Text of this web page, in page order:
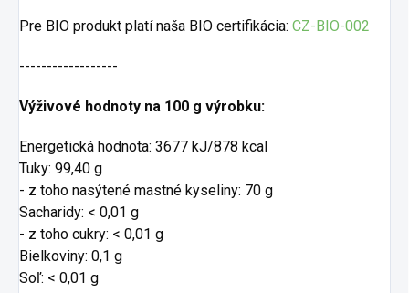
Pre BIO produkt platí naša BIO certifikácia: CZ-BIO-002
------------------
Výživové hodnoty na 100 g výrobku:
Energetická hodnota: 3677 kJ/878 kcal
Tuky: 99,40 g
- z toho nasýtené mastné kyseliny: 70 g
Sacharidy: < 0,01 g
- z toho cukry: < 0,01 g
Bielkoviny: 0,1 g
Soľ: < 0,01 g